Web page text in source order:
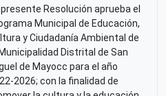
presente Resolución aprueba el
Municipal de Educación,
y Ciudadanía Ambiental de
Distrital de San
de Mayocc para el año
2026; con la finalidad de